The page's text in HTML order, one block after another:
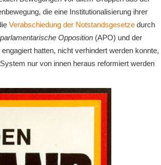
die eine Institutionalisierung ihrer
Verabschiedung der Notstandsgesetze durch
Opposition (APO) und der
hatten, nicht verhindert werden konnte,
nur von innen heraus reformiert werden